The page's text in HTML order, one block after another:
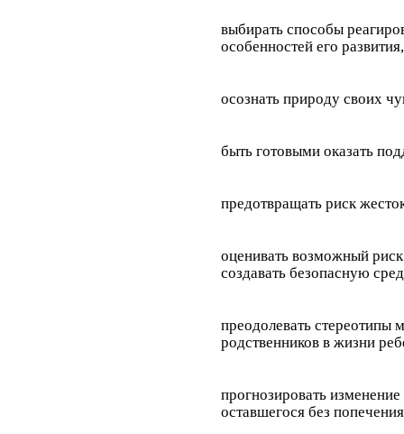
выбирать способы
особенностей его
осознать природу своих
быть готовыми оказать
предотвращать риск
оценивать возможный
создавать безопасную
преодолевать стереотипы
родственников в жизни
прогнозировать
оставшегося без